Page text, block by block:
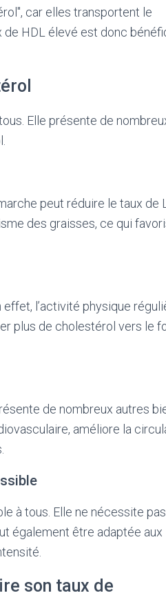
car elles transportent le
HDL élevé est donc
Elle présente de
peut réduire le taux de
des graisses, ce qui
l’activité physique
plus de cholestérol vers le
de nombreux autres
améliore la
à tous. Elle ne nécessite
également être adaptée aux
son taux de